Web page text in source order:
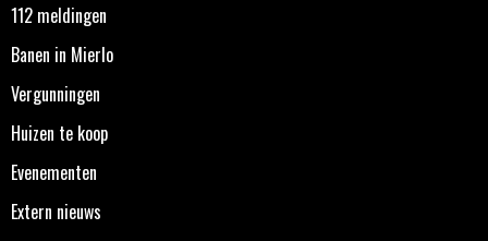
112 meldingen
Banen in Mierlo
Vergunningen
Huizen te koop
Evenementen
Extern nieuws